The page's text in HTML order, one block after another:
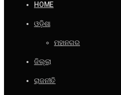
HOME
ଓଡ଼ିଶା
ମହାନଗର
ଜିଲ୍ଲା
ରାଜନୀତି